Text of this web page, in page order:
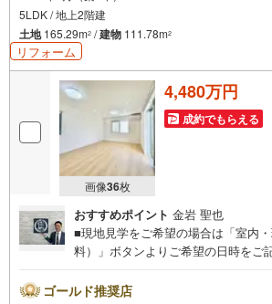
5LDK / 地上2階建
土地165.29m2 /建物 111.78m2
リフォーム
画像36枚
4,480万円
成約でもらえる
おすすめポイント 金岩 聖也
■現地見学をご希望の場合は「室内
料）」ボタンよりご希望の日時をご
市・海老名市エリアに強い！ 住プロ
ゴールド推奨店